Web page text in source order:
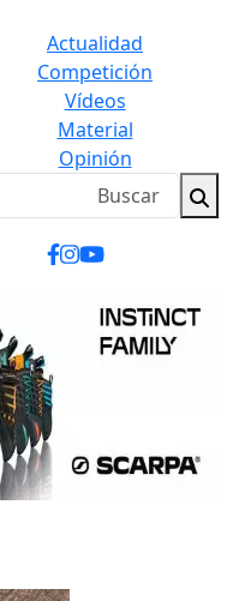
Actualidad
Competición
Vídeos
Material
Opinión